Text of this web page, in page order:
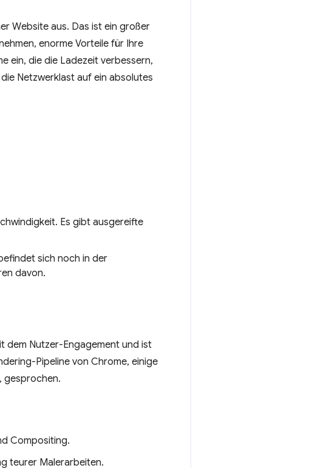
Website aus. Das ist ein großer
enorme Vorteile für Ihre
ein, die die Ladezeit verbessern,
Netzwerklast auf ein absolutes
Es gibt ausgereifte
sich noch in der
davon.
dem Nutzer-Engagement und ist
Pipeline von Chrome, einige
gesprochen.
Compositing.
teurer Malerarbeiten.